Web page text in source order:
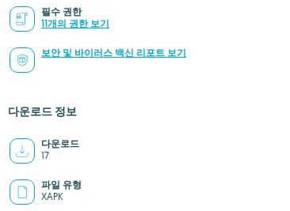
필수 권한
11개의 권한 보기
보안 및 바이러스 백신 리포트 보기
다운로드 정보
다운로드
17
파일 유형
XAPK